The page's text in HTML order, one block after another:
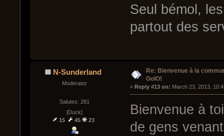
Seul bémol,
partout des
N-Sunderland
Moderator
Salutes: 281
[Duck]
15
45 23
Re: Bienvenue à la
GoIO!
« Reply #13 on: March 23, 2013,
Bienvenue à
de gens